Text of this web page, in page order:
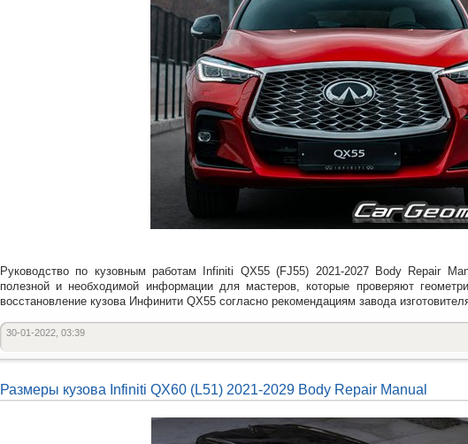
Руководство по кузовным работам Infiniti QX55 (FJ55) 2021-2027 Body Repair
полезной и необходимой информации для мастеров, которые проверяют
восстановление кузова Инфинити QX55 согласно рекомендациям завода
30-01-2022, 03:39
Размеры кузова Infiniti QX60 (L51) 2021-2029 Body Repair Manual